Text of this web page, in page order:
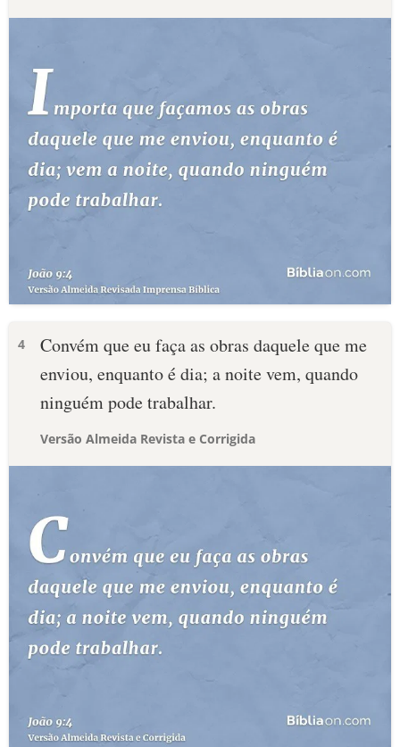
4
Convém que eu faça as obras daquele que me
enviou, enquanto é dia; a noite vem, quando
ninguém pode trabalhar.
Versão Almeida Revista e Corrigida